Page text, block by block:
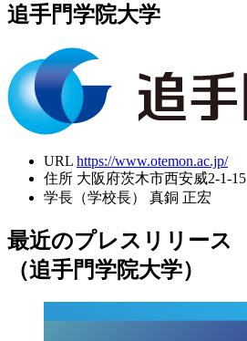
追手門学院大学
URL https://www.otemon.ac.jp/
住所 大阪府茨木市西安威2-1-15
学長（学校長）
真銅 正宏
最近のプレスリリース
（追手門学院大学）